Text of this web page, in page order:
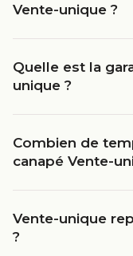
Vente-unique ?
Quelle est la
unique ?
Combien de
canapé Vente-
Vente-unique
?